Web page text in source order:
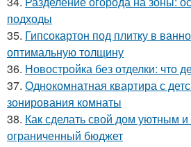
подходы
35. Гипсокартон под плитку в
оптимальную толщину
36. Новостройка без отделки: что
37. Однокомнатная квартира с
зонирования комнаты
38. Как сделать свой дом уютным
ограниченный бюджет